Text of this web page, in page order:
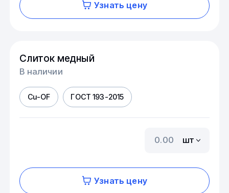
Узнать цену
Слиток медный
В наличии
Cu-OF ГОСТ 193-2015
шт
Узнать цену